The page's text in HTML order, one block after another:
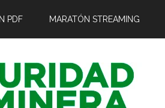
PDF MARATÓN STREAMING